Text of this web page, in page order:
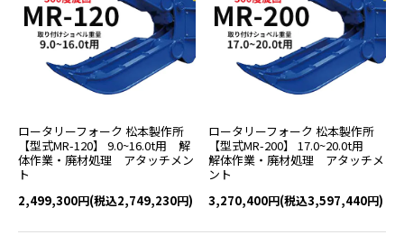
ロータリーフォーク 松本製作所
【型式MR-120】 9.0~16.0t用 解
体作業・廃材処理 アタッチメン
ト
2,499,300円(税込2,749,230円)
ロータリーフォーク 松本製作所
【型式MR-200】 17.0~20.0t用
解体作業・廃材処理 アタッチメ
ント
3,270,400円(税込3,597,440円)